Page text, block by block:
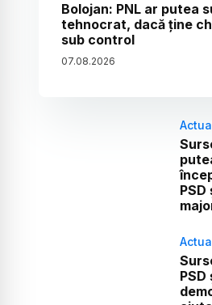
Bolojan: PNL ar putea
tehnocrat, dacă ține
sub control
07.08.2026
PSD
PSD